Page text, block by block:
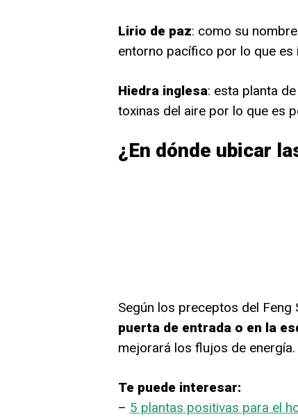
Lirio de paz: como su
entorno pacífico por lo que es
Hiedra inglesa: esta planta
toxinas del aire por lo que es
¿En dónde ubicar
Según los preceptos del Feng
puerta de entrada o en la
mejorará los flujos de energía.
Te puede interesar:
– 5 plantas positivas para el